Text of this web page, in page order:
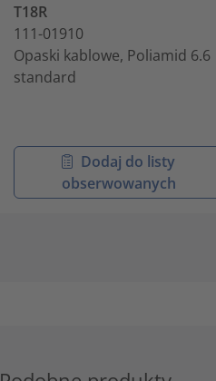
T18R
111-01910
Opaski kablowe, Poliamid 6.6
standard
Dodaj do listy
obserwowanych